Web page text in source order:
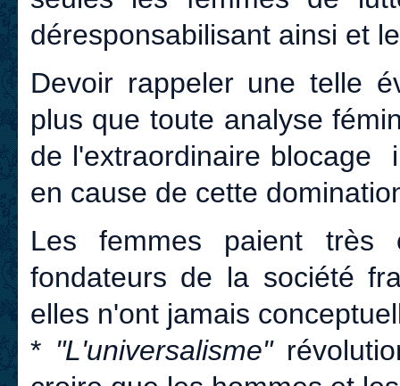
déresponsabilisant ainsi et
Devoir rappeler une telle
plus que toute analyse
de l'extraordinaire blocage
en cause de cette
Les femmes paient
fondateurs de la société
elles n'ont jamais
* "L'universalisme"